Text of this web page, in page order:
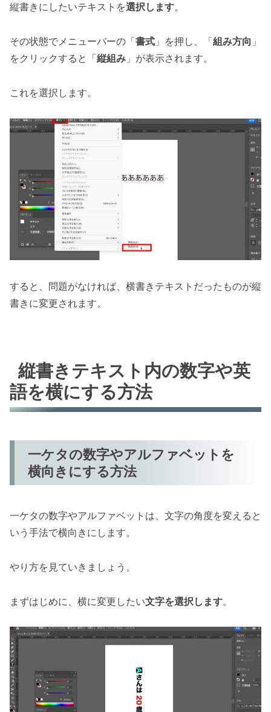
縦書きにしたいテキストを選択します。
その状態でメニューバーの「書式 」を押し、「組み方向 」
をクリックすると「縦組み 」が表示されます。
これを選択します。
すると、問題がなければ、横書きテキストだったものが縦
書きに変更されます。
縦書きテキスト内の数字や英
語を横にする方法
一ケタの数字やアルファベットを
横向きにする方法
一ケタの数字やアルファベットは、文字の角度を変えると
いう手法で横向きにします。
やり方を見ていきましょう。
まずはじめに、横に変更したい文字を選択します。